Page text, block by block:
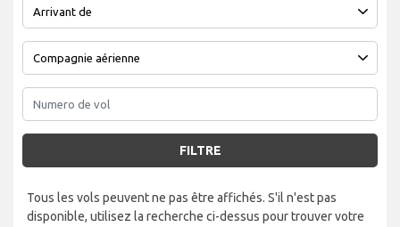
FILTRE
Tous les vols peuvent ne pas être affichés. S'il n'est pas
disponible, utilisez la recherche ci-dessus pour trouver votre